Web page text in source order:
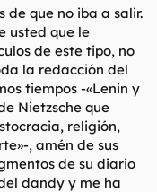
de que no iba a salir.
usted que le
de este tipo, no
la redacción del
tiempos -«Lenin y
Nietzsche que
religión,
, amén de sus
de su diario
dandy y me ha